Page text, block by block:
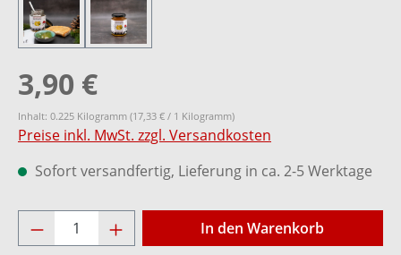
3,90 €
Inhalt: 0.225 Kilogramm (17,33 € / 1 Kilogramm)
Preise inkl. MwSt. zzgl. Versandkosten
Sofort versandfertig, Lieferung in ca. 2-5 Werktage
Produkt Anzahl: Gib den gewünschten
In den Warenkorb